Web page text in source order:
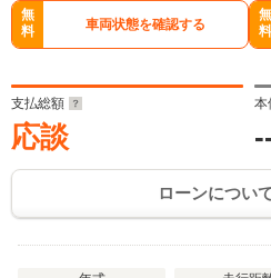
無
料
車両状態を確認する
無
料
支払総額
応談
本
ローンについ